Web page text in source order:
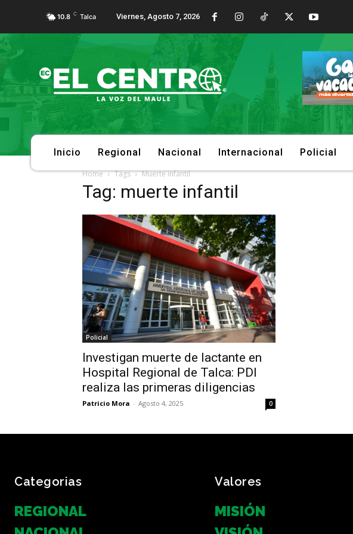
10.8 C Talca Viernes, Agosto 7, 2026
Inicio Regional Nacional Internacional Policial
Home Tags Muerte infantil
Tag: muerte infantil
Policial
Investigan muerte de lactante en
Hospital Regional de Talca: PDI
realiza las primeras diligencias
Patricio Mora - Agosto 4, 2025 0
Categorias
REGIONAL
Valores
MISIÓN